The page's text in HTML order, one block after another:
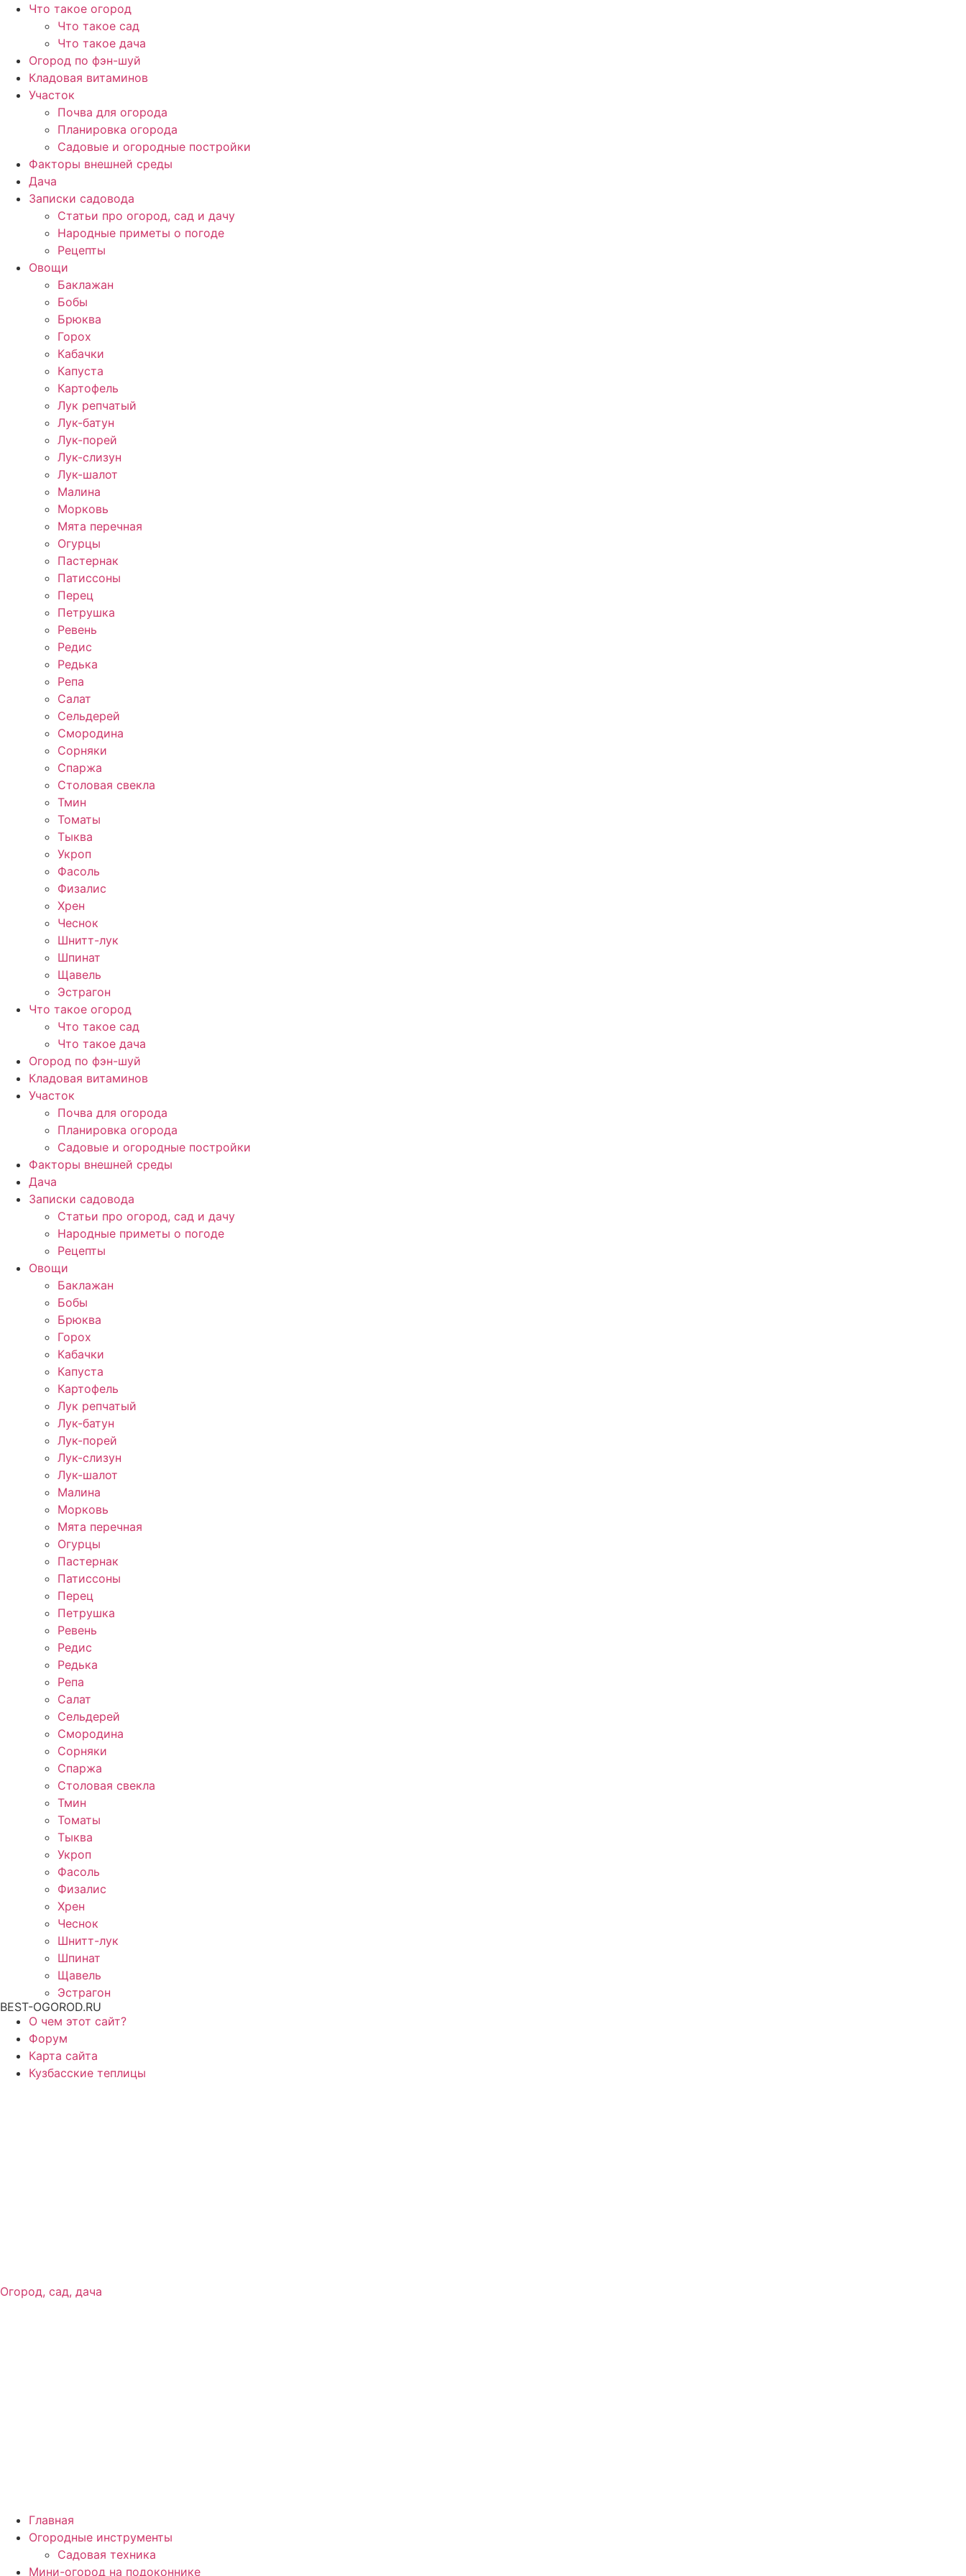
Перейти
содержимому
Что такое огород
Что такое сад
Что такое дача
Огород по фэн-шуй
Кладовая витаминов
Участок
Почва для огорода
Планировка огорода
Садовые и огородные постройки
Факторы внешней среды
Дача
Записки садовода
Статьи про огород, сад и дачу
Народные приметы о погоде
Рецепты
Овощи
Баклажан
Бобы
Брюква
Горох
Кабачки
Капуста
Картофель
Лук репчатый
Лук-батун
Лук-порей
Лук-слизун
Лук-шалот
Малина
Морковь
Мята перечная
Огурцы
Пастернак
Патиссоны
Перец
Петрушка
Ревень
Редис
Редька
Репа
Салат
Сельдерей
Смородина
Сорняки
Спаржа
Столовая свекла
Тмин
Томаты
Тыква
Укроп
Фасоль
Физалис
Хрен
Чеснок
Шнитт-лук
Шпинат
Щавель
Эстрагон
Что такое огород
Что такое сад
Что такое дача
Огород по фэн-шуй
Кладовая витаминов
Участок
Почва для огорода
Планировка огорода
Садовые и огородные постройки
Факторы внешней среды
Дача
Записки садовода
Статьи про огород, сад и дачу
Народные приметы о погоде
Рецепты
Овощи
Баклажан
Бобы
Брюква
Горох
Кабачки
Капуста
Картофель
Лук репчатый
Лук-батун
Лук-порей
Лук-слизун
Лук-шалот
Малина
Морковь
Мята перечная
Огурцы
Пастернак
Патиссоны
Перец
Петрушка
Ревень
Редис
Редька
Репа
Салат
Сельдерей
Смородина
Сорняки
Спаржа
Столовая свекла
Тмин
Томаты
Тыква
Укроп
Фасоль
Физалис
Хрен
Чеснок
Шнитт-лук
Шпинат
Щавель
Эстрагон
BEST-OGOROD.RU
О чем этот сайт?
Форум
Карта сайта
Кузбасские теплицы
Огород, сад, дача
Главная
Огородные инструменты
Садовая техника
Мини-огород на подоконнике